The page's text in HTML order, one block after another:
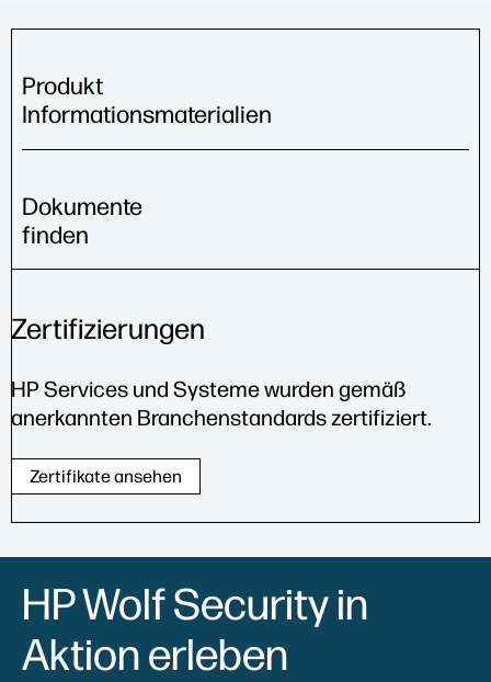
Produkt
Informationsmaterialien
Dokumente
finden
Zertifizierungen
HP Services und Systeme wurden gemäß
anerkannten Branchenstandards zertifiziert.
Zertifikate ansehen
HP Wolf Security in
Aktion erleben